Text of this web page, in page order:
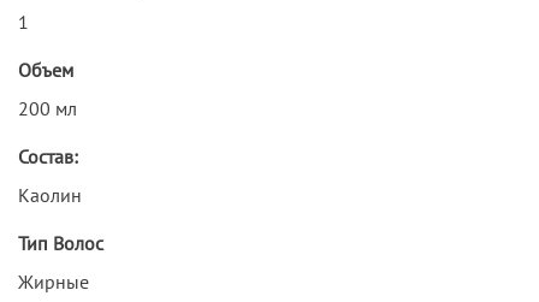
1
Объем
200 мл
Состав:
Каолин
Тип Волос
Жирные